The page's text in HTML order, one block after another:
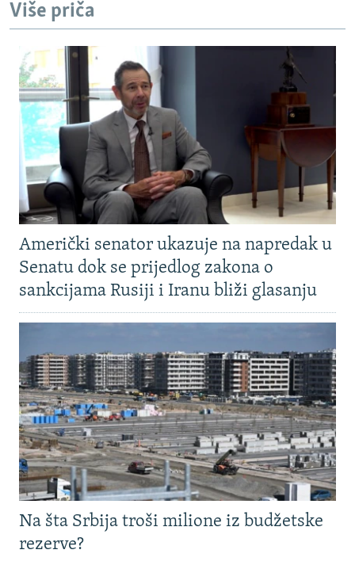
Više priča
Američki senator ukazuje na napredak u
Senatu dok se prijedlog zakona o
sankcijama Rusiji i Iranu bliži glasanju
Na šta Srbija troši milione iz budžetske
rezerve?